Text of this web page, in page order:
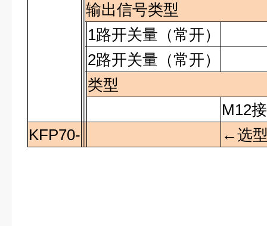
输出信号类型
1路开关量（常开）
2路开关量（常开）
类型
M12
KFP70-
←选